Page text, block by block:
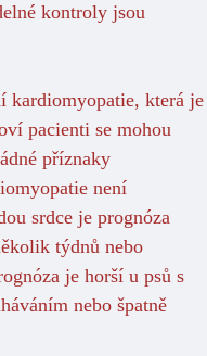
kontroly jsou
kardiomyopatie, která je
pacienti se mohou
příznaky
není
srdce je prognóza
týdnů nebo
je horší u psů s
nebo špatně